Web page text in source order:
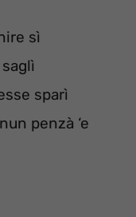
sì
sparì
penzà ‘e